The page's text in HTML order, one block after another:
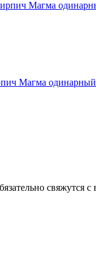
Магма
свяжутся с